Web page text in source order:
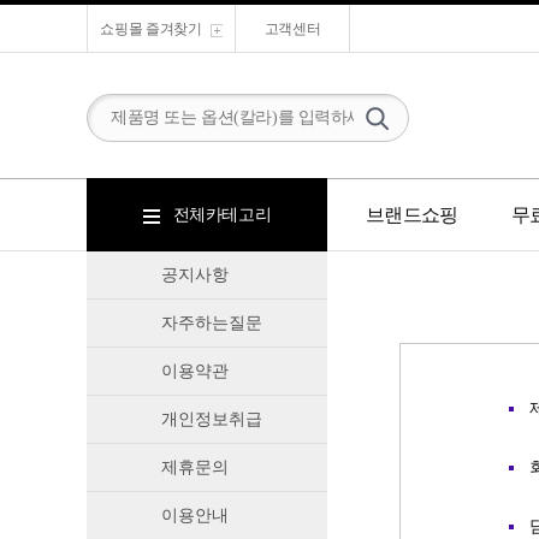
쇼핑몰 즐겨찾기 고객센터
브랜드쇼핑 무
전체카테고리
공지사항
자주하는질문
이용약관
개인정보취급
제휴문의
이용안내